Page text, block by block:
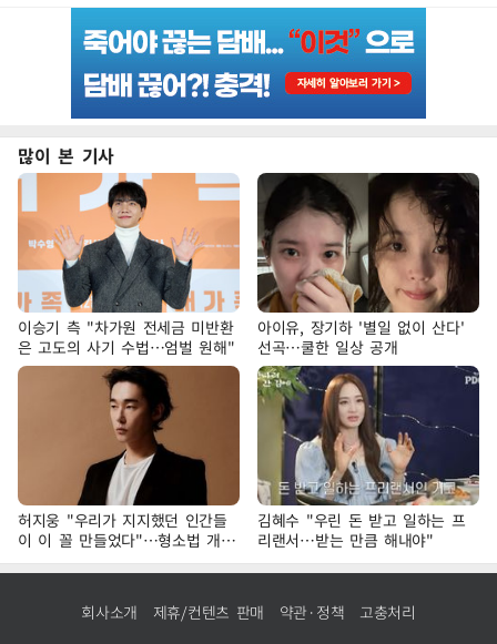
많이 본 기사
이승기 측 "차가원 전세금 미반환
은 고도의 사기 수법…엄벌 원해"
아이유, 장기하 '별일 없이 산다'
선곡…쿨한 일상 공개
허지웅 "우리가 지지했던 인간들
이 이 꼴 만들었다"…형소법 개정
에 격한 반응
김혜수 "우린 돈 받고 일하는 프
리랜서…받는 만큼 해내야"
회사소개 제휴/컨텐츠 판매 약관·정책 고충처리